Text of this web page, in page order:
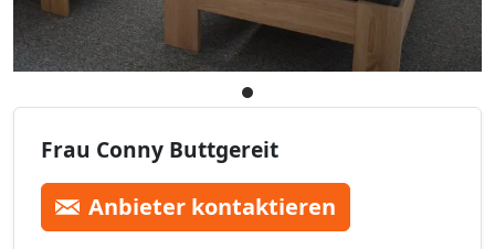
Frau Conny Buttgereit
Anbieter kontaktieren